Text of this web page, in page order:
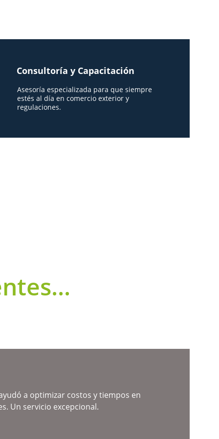
Asesoría especializada para que siempre
estés al día en comercio exterior y
regulaciones.
Consultoría y Capacitación
a optimizar costos y tiempos en
Un servicio excepcional.